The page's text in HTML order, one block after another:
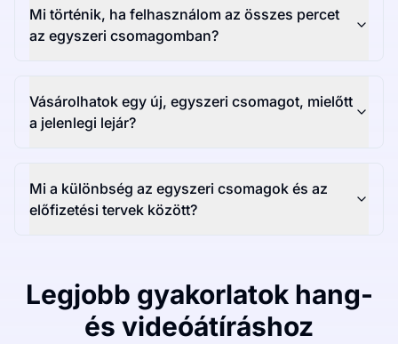
Mi történik, ha felhasználom az összes percet
az egyszeri csomagomban?
Vásárolhatok egy új, egyszeri csomagot, mielőtt
a jelenlegi lejár?
Mi a különbség az egyszeri csomagok és az
előfizetési tervek között?
Legjobb gyakorlatok hang-
és videóátíráshoz